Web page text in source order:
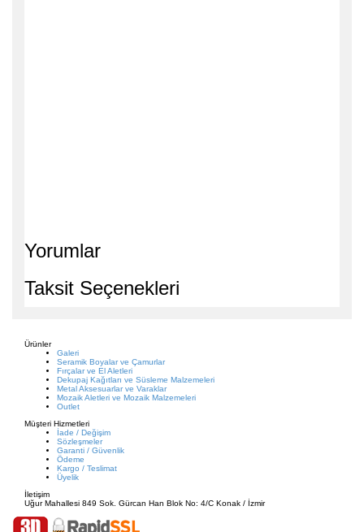
Yorumlar
Taksit Seçenekleri
Ürünler
Galeri
Seramik Boyalar ve Çamurlar
Fırçalar ve El Aletleri
Dekupaj Kağıtları ve Süsleme Malzemeleri
Metal Aksesuarlar ve Varaklar
Mozaik Aletleri ve Mozaik Malzemeleri
Outlet
Müşteri Hizmetleri
İade / Değişim
Sözleşmeler
Garanti / Güvenlik
Ödeme
Kargo / Teslimat
Üyelik
İletişim
Uğur Mahallesi 849 Sok. Gürcan Han Blok No: 4/C Konak / İzmir